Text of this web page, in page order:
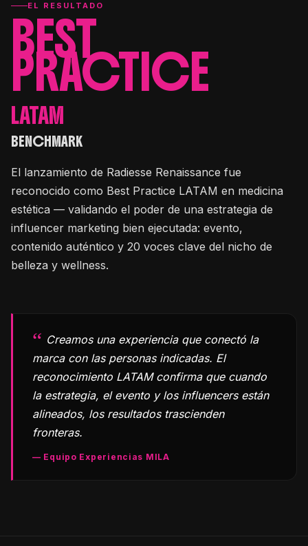
EL RESULTADO
BEST
PRACTICE
LATAM
BENCHMARK
El lanzamiento de Radiesse Renaissance fue
reconocido como Best Practice LATAM en medicina
estética — validando el poder de una estrategia de
influencer marketing bien ejecutada: evento,
contenido auténtico y 20 voces clave del nicho de
belleza y wellness.
Creamos una experiencia que conectó la
marca con las personas indicadas. El
reconocimiento LATAM confirma que cuando
la estrategia, el evento y los influencers están
alineados, los resultados trascienden
fronteras.
— Equipo Experiencias MILA